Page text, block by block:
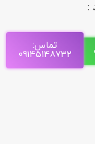
:
تماس:
09145148732